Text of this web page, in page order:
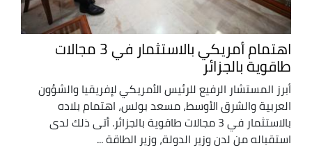
اهتمام أمريكي بالاستثمار في 3 مجالات
طاقوية بالجزائر
أبرز المستشار الرفيع للرئيس الأمريكي لإفريقيا والشؤون
العربية والشرق الأوسط، مسعد بولس، اهتمام بلاده
بالاستثمار في 3 مجالات طاقوية بالجزائر. أتى ذلك لدى
استقباله من لدن وزير الدولة، وزير الطاقة ...